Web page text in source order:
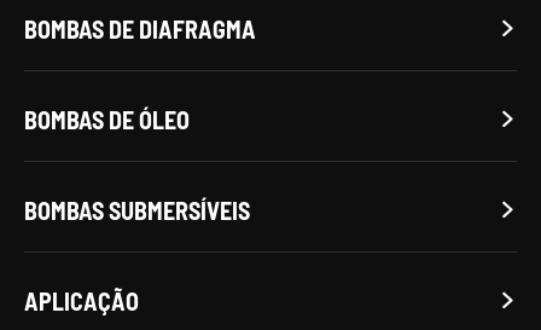
BOMBAS DE DIAFRAGMA 
BOMBAS DE ÓLEO 
BOMBAS SUBMERSÍVEIS 
APLICAÇÃO 